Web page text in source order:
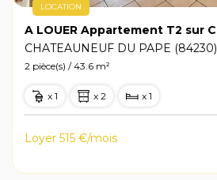
LOCATION
CHATEAUNEUF DU PAPE (84230)
2 pièce(s) / 43.6 m²
x 1 x 2 x 1
Loyer 515 €/mois